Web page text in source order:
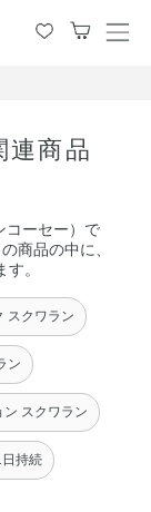
メ
連商品
コーセー）で
商品の中に、
。
スクワラン
ン
ン スクワラン
日持続